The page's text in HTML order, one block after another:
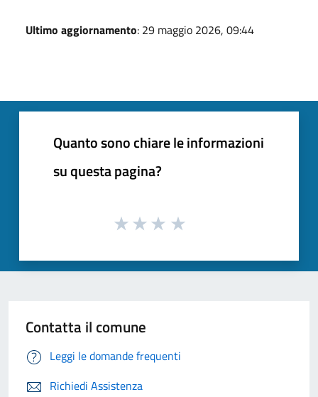
Ultimo aggiornamento: 29 maggio 2026, 09:44
Quanto sono chiare le informazioni
su questa pagina?
Contatta il comune
Leggi le domande frequenti
Richiedi Assistenza